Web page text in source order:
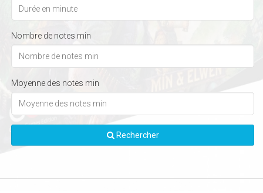
Nombre de notes min
Moyenne des notes min
Rechercher